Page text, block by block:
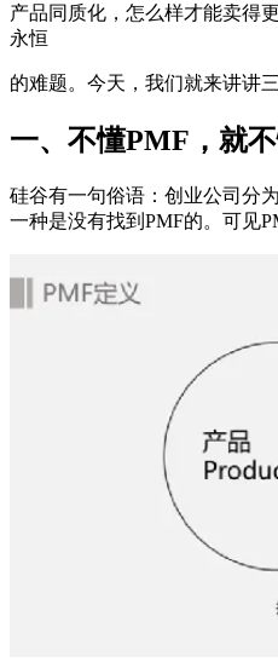
产品同质化，怎么样才能卖得
永恒
的难题。今天，我们就来讲讲
一、不懂PMF，就
硅谷有一句俗语：创业公司分
一种是没有找到PMF的。可见